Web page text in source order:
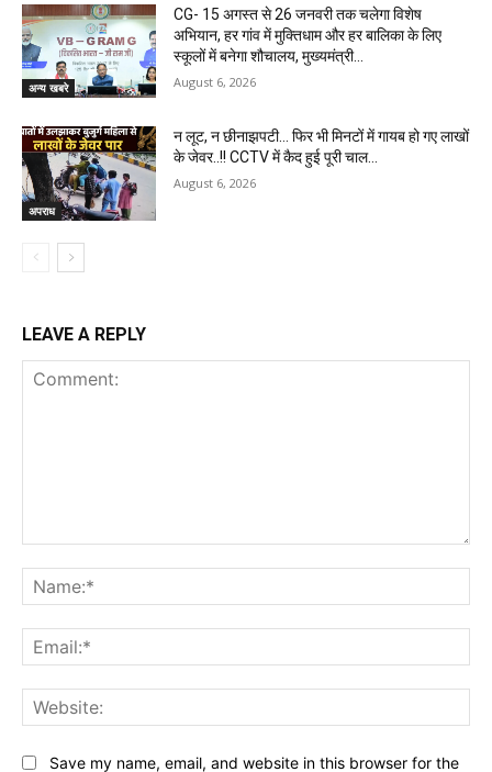
अन्य खबरे
CG- 15 अगस्त से 26 जनवरी तक चलेगा विशेष
अभियान, हर गांव में मुक्तिधाम और हर बालिका के लिए
स्कूलों में बनेगा शौचालय, मुख्यमंत्री...
August 6, 2026
अपराध
न लूट, न छीनाझपटी… फिर भी मिनटों में गायब हो गए लाखों
के जेवर..!! CCTV में कैद हुई पूरी चाल…
August 6, 2026
LEAVE A REPLY
Save my name, email, and website in this browser for the